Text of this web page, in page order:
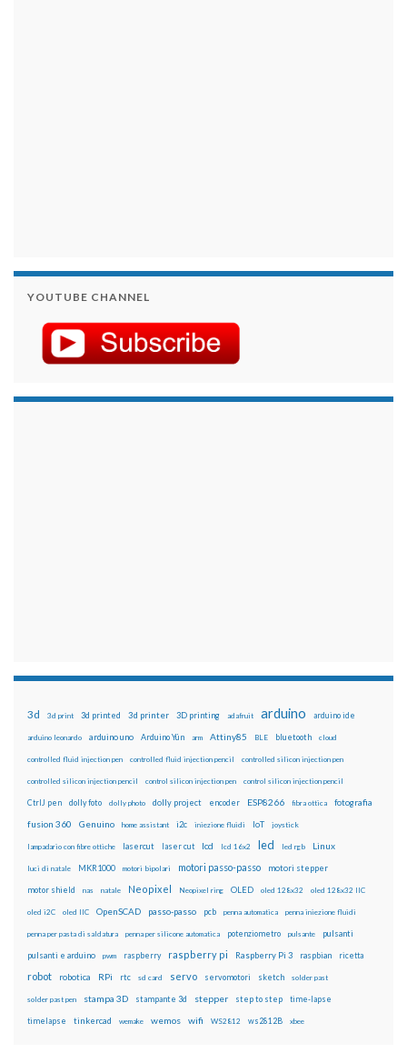
YOUTUBE CHANNEL
3d 3d print 3d printed 3d printer 3D printing adafruit arduino arduino ide
arduino leonardo arduino uno Arduino Yún arm Attiny85 BLE bluetooth cloud
controlled fluid injection pen controlled fluid injection pencil controlled silicon injection pen
controlled silicon injection pencil control silicon injection pen control silicon injection pencil
CtrlJ pen dolly foto dolly photo dolly project encoder ESP8266 fibra ottica fotografia
fusion 360 Genuino home assistant i2c iniezione fluidi IoT joystick
lampadario con fibre ottiche lasercut laser cut lcd lcd 16x2 led led rgb Linux
luci di natale MKR1000 motori bipolari motori passo-passo motori stepper
motor shield nas natale Neopixel Neopixel ring OLED oled 128x32 oled 128x32 IIC
oled i2C oled IIC OpenSCAD passo-passo pcb penna automatica penna iniezione fluidi
penna per pasta di saldatura penna per silicone automatica potenziometro pulsante pulsanti
pulsanti e arduino pwm raspberry raspberry pi Raspberry Pi 3 raspbian ricetta
robot robotica RPi rtc sd card servo servomotori sketch solder past
solder past pen stampa 3D stampante 3d stepper step to step time-lapse
timelapse tinkercad wemake wemos wifi WS2812 ws2812B xbee